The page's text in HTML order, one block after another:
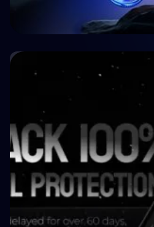
Crypto P2P Lending vs.
Lending: A 2026